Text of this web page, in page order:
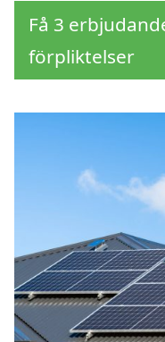
Få 3
förpliktelser